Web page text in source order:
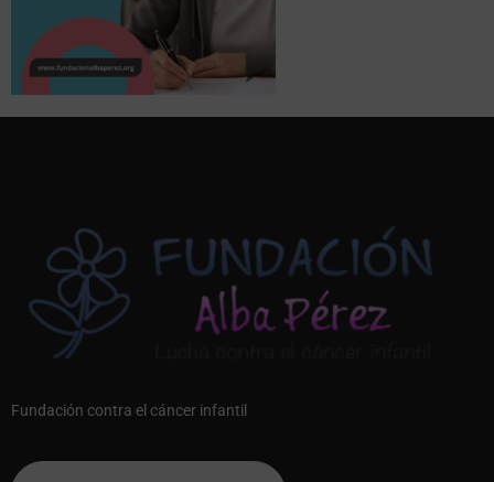
Fundación contra el cáncer infantil